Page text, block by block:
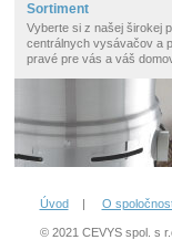
Sortiment
Vyberte si z našej širokej
centrálnych vysávačov a
pravé pre vás a váš
Úvod| O
© 2021 CEVYS spol. s